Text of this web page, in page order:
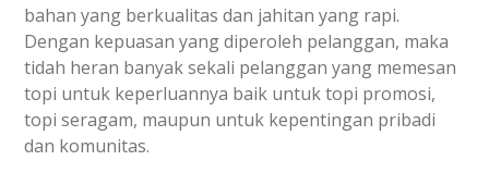
bahan yang berkualitas dan jahitan yang rapi.
Dengan kepuasan yang diperoleh pelanggan, maka
tidah heran banyak sekali pelanggan yang memesan
topi untuk keperluannya baik untuk topi promosi,
topi seragam, maupun untuk kepentingan pribadi
dan komunitas.